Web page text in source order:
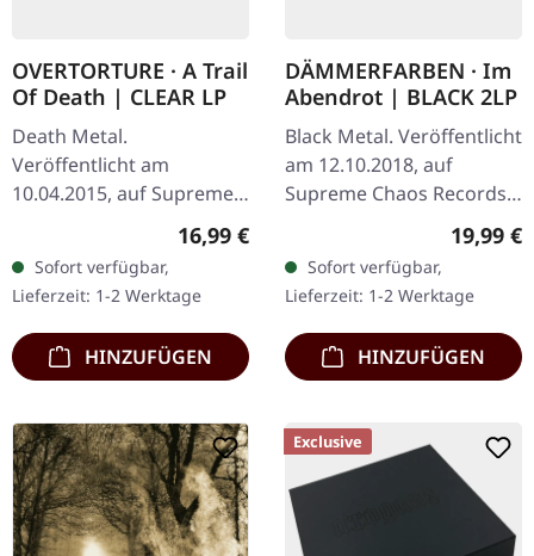
OVERTORTURE · A Trail
Of Death | CLEAR LP
Death Metal.
Veröffentlicht am
10.04.2015, auf Supreme
Transparentes Vinyl mit
Insert. Limitiert auf 100
handnummerierte
Exemplare.…
Regulärer Preis:
16,99 €
Sofort verfügbar,
Lieferzeit: 1-2 Werktage
HINZUFÜGEN
DÄMMERFARBEN · Im
Abendrot | BLACK 2LP
Black Metal. Veröffentlicht
am 12.10.2018, auf
Supreme Chaos Records.
Schwarzes Vinyl limitiert
auf nur 200 Exemplare.
Vinyl-Spezifikationen: ·
180g…
19,99 €
Sofort verfügbar,
Lieferzeit: 1-2 Werktage
HINZUFÜGEN
Exclusive